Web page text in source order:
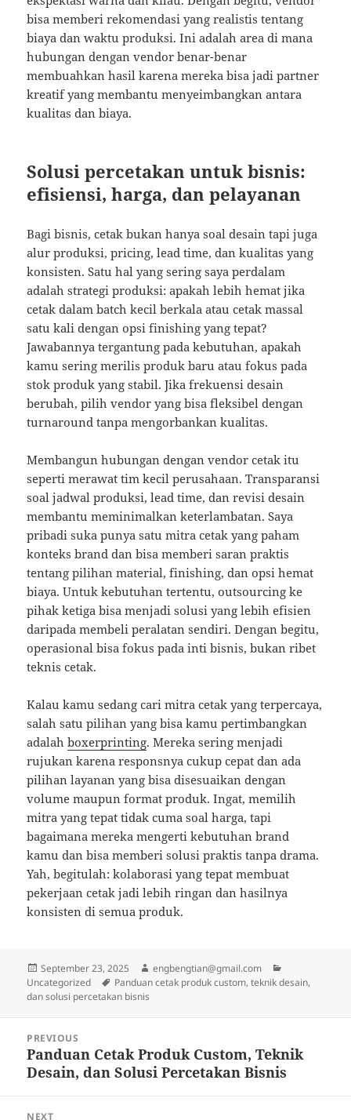
bisa memberi rekomendasi yang realistis tentang
biaya dan waktu produksi. Ini adalah area di mana
hubungan dengan vendor benar-benar
membuahkan hasil karena mereka bisa jadi partner
kreatif yang membantu menyeimbangkan antara
kualitas dan biaya.
Solusi percetakan untuk bisnis:
efisiensi, harga, dan pelayanan
Bagi bisnis, cetak bukan hanya soal desain tapi juga
alur produksi, pricing, lead time, dan kualitas yang
konsisten. Satu hal yang sering saya perdalam
adalah strategi produksi: apakah lebih hemat jika
cetak dalam batch kecil berkala atau cetak massal
satu kali dengan opsi finishing yang tepat?
Jawabannya tergantung pada kebutuhan, apakah
kamu sering merilis produk baru atau fokus pada
stok produk yang stabil. Jika frekuensi desain
berubah, pilih vendor yang bisa fleksibel dengan
turnaround tanpa mengorbankan kualitas.
Membangun hubungan dengan vendor cetak itu
seperti merawat tim kecil perusahaan. Transparansi
soal jadwal produksi, lead time, dan revisi desain
membantu meminimalkan keterlambatan. Saya
pribadi suka punya satu mitra cetak yang paham
konteks brand dan bisa memberi saran praktis
tentang pilihan material, finishing, dan opsi hemat
biaya. Untuk kebutuhan tertentu, outsourcing ke
pihak ketiga bisa menjadi solusi yang lebih efisien
daripada membeli peralatan sendiri. Dengan begitu,
operasional bisa fokus pada inti bisnis, bukan ribet
teknis cetak.
Kalau kamu sedang cari mitra cetak yang terpercaya,
salah satu pilihan yang bisa kamu pertimbangkan
adalahboxerprinting. Mereka sering menjadi
rujukan karena responsnya cukup cepat dan ada
pilihan layanan yang bisa disesuaikan dengan
volume maupun format produk. Ingat, memilih
mitra yang tepat tidak cuma soal harga, tapi
bagaimana mereka mengerti kebutuhan brand
kamu dan bisa memberi solusi praktis tanpa drama.
Yah, begitulah: kolaborasi yang tepat membuat
pekerjaan cetak jadi lebih ringan dan hasilnya
konsisten di semua produk.
Posted
on
September 23, 2025 Author
engbengtian@gmail.com
Uncategorized
Tags
Panduan cetak produk custom, teknik desain,
dan solusi percetakan bisnis
navigation
PREVIOUS
Previous
post:
Panduan Cetak Produk Custom, Teknik
Desain, dan Solusi Percetakan Bisnis
NEXT